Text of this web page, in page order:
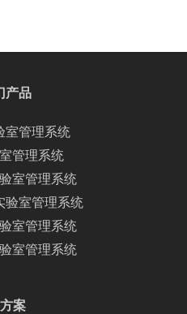
产品
室管理系统
管理系统
室管理系统
验室管理系统
室管理系统
室管理系统
案